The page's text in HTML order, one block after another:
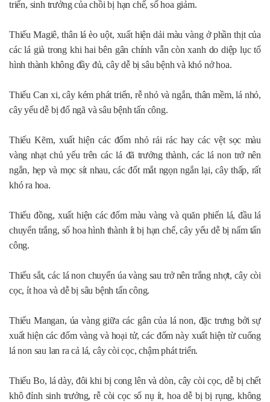
triển, sinh trưởng của chồi bị hạn chế, số hoa giảm.
Thiếu Magiê, thân lá èo uột, xuất hiện dải màu vàng ở phần thịt của
các lá già trong khi hai bên gân chính vẫn còn xanh do diệp lục tố
hình thành không đầy đủ, cây dễ bị sâu bệnh và khó nở hoa.
Thiếu Can xi, cây kém phát triển, rễ nhỏ và ngắn, thân mềm, lá nhỏ,
cây yếu dễ bị đổ ngã và sâu bệnh tấn công.
Thiếu Kẽm, xuất hiện các đốm nhỏ rải rác hay các vệt sọc màu
vàng nhạt chủ yếu trên các lá đã trưởng thành, các lá non trở nên
ngắn, hẹp và mọc sít nhau, các đốt mắt ngọn ngắn lại, cây thấp, rất
khó ra hoa.
Thiếu đồng, xuất hiện các đốm màu vàng và quăn phiến lá, đầu lá
chuyển trắng, số hoa hình thành ít bị hạn chế, cây yếu dễ bị nấm tấn
công.
Thiếu sắt, các lá non chuyển úa vàng sau trở nên trắng nhợt, cây còi
cọc, ít hoa và dễ bị sâu bệnh tấn công.
Thiếu Mangan, úa vàng giữa các gân của lá non, đặc trưng bởi sự
xuất hiện các đốm vàng và hoại tử, các đốm này xuất hiện từ cuống
lá non sau lan ra cả lá, cây còi cọc, chậm phát triển.
Thiếu Bo, lá dày, đôi khi bị cong lên và dòn, cây còi cọc, dễ bị chết
khô đỉnh sinh trưởng, rễ còi cọc số nụ ít, hoa dễ bị bị rụng, không